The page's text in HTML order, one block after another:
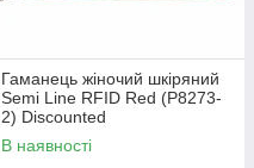
Гаманець жіночий шкіряний
Semi Line RFID Red (P8273-
2) Discounted
В наявності